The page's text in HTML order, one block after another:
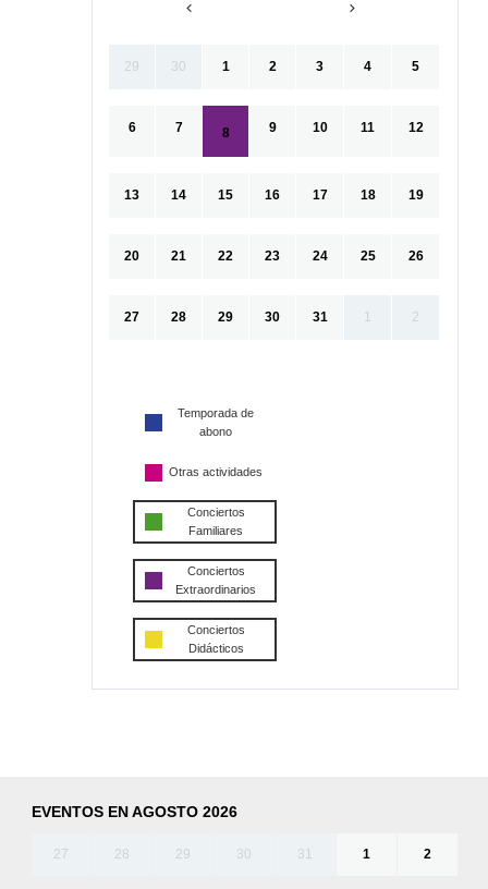
29 30 1 2 3 4 5
6 7 8 9 10 11 12
13 14 15 16 17 18 19
20 21 22 23 24 25 26
27 28 29 30 31 1 2
Temporada de
abono
Otras actividades
Conciertos
Familiares
Conciertos
Extraordinarios
Conciertos
Didácticos
EVENTOS EN AGOSTO 2026
27 28 29 30 31 1 2